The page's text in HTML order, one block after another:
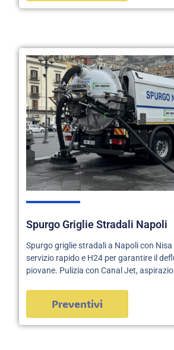
Spurgo Griglie Stradali Napoli
Spurgo griglie stradali a Napoli con
servizio rapido e H24 per garantire il
piovane. Pulizia con Canal Jet,
Preventivi